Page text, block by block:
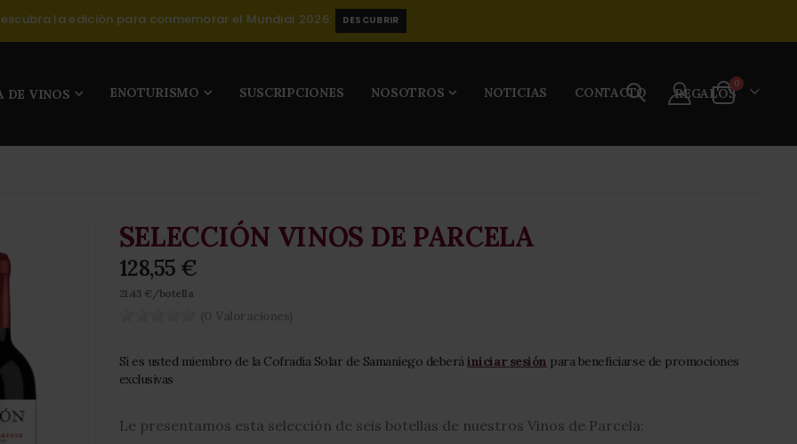
la edición para conmemorar el Mundial 2026: DESCUBRIR
ENOTURISMO SUSCRIPCIONES NOSOTROS NOTICIAS CONTACTO REGALOS
Cart
0items
SELECCIÓN VINOS DE PARCELA
128,55 €
21.43 €/botella
Si es usted miembro de la Cofradía Solar de Samaniego deberáiniciar sesión para beneficiarse de promociones
exclusivas
Le presentamos esta selección de seis botellas de nuestros Vinos de Parcela: